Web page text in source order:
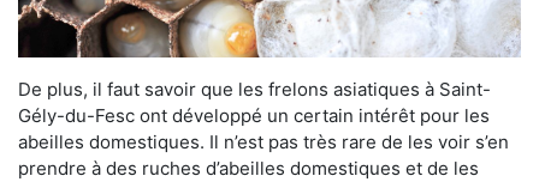
De plus, il faut savoir que les frelons asiatiques à Saint-
Gély-du-Fesc ont développé un certain intérêt pour les
abeilles domestiques. Il n’est pas très rare de les voir s’en
prendre à des ruches d’abeilles domestiques et de les